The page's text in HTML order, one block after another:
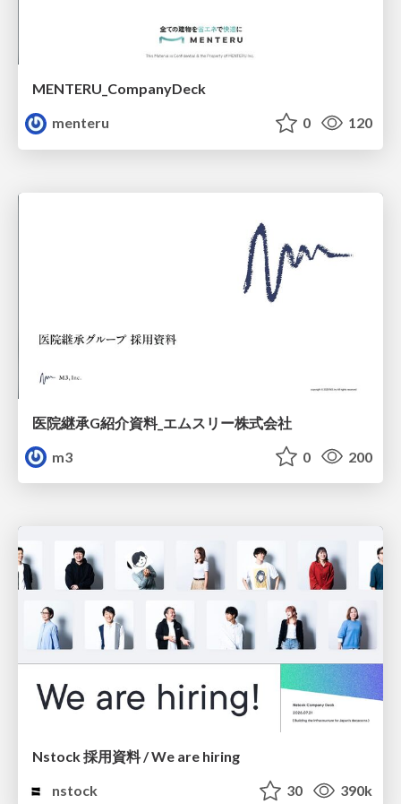
MENTERU_CompanyDeck
menteru
0 120
医院継承G紹介資料_エムスリー株式会社
m3
0 200
Nstock 採用資料 / We are hiring
nstock
30 390k